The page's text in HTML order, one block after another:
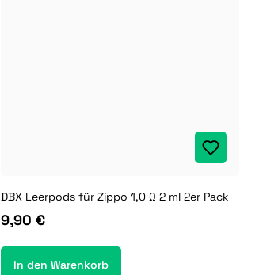
DBX Leerpods für Zippo 1,0 Ω 2 ml 2er Pack
9,90 €
In den Warenkorb